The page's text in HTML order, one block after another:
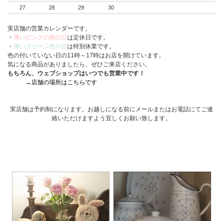
27 28 29 30
実店舗の営業カレンダーです。
・ 薄いピンクの色の日は定休日です。
・ 薄いグリーン色の日は特別休業です。
色の付いていない日の11時～17時はお店を開けています。
気になる商品がありましたら、ぜひご来店ください。
もちろん、ウェブショップはいつでも営業中です！
→店舗の場所はこちらです
実店舗は予約制になります。お越しになる前にメールまたはお電話にてご連
絡いただけますよう宜しくお願い致します。